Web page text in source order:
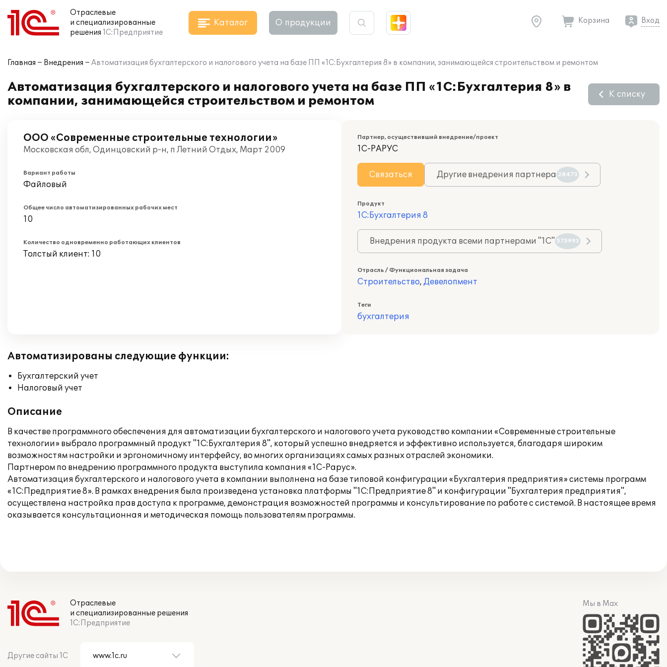
Отраслевые
и специализированные
решения 1С:Предприятие
Каталог О продукции Корзина Вход
Главная Внедрения Автоматизация бухгалтерского и налогового учета на базе ПП «1С:Бухгалтерия 8» в компании, занимающейся строительством и ремонтом
Автоматизация бухгалтерского и налогового учета на базе ПП «1С:Бухгалтерия 8» в
компании, занимающейся строительством и ремонтом
К списку
ООО «Современные строительные технологии»
Московская обл, Одинцовский р-н, п Летний Отдых, Март 2009
Вариант работы
Файловый
Общее число автоматизированных рабочих мест
10
Количество одновременно работающих клиентов
Толстый клиент: 10
Партнер, осуществивший внедрение/проект
1С-РАРУС
Связаться Другие внедрения партнера 28473
Продукт
1С:Бухгалтерия 8
Внедрения продукта всеми партнерами "1С" 575993
Отрасль / Функциональная задача
Строительство, Девелопмент
Теги
бухгалтерия
Автоматизированы следующие функции:
Бухгалтерский учет
Налоговый учет
Описание
В качестве программного обеспечения для автоматизации бухгалтерского и налогового учета руководство компании «Современные строительные
технологии» выбрало программный продукт "1С:Бухгалтерия 8", который успешно внедряется и эффективно используется, благодаря широким
возможностям настройки и эргономичному интерфейсу, во многих организациях самых разных отраслей экономики.
Партнером по внедрению программного продукта выступила компания «1С-Рарус».
Автоматизация бухгалтерского и налогового учета в компании выполнена на базе типовой конфигурации «Бухгалтерия предприятия» системы программ
«1С:Предприятие 8». В рамках внедрения была произведена установка платформы "1С:Предприятие 8" и конфигурации "Бухгалтерия предприятия",
осуществлена настройка прав доступа к программе, демонстрация возможностей программы и консультирование по работе с системой. В настоящее время
оказывается консультационная и методическая помощь пользователям программы.
Отраслевые
и специализированные решения
1С:Предприятие
Другие сайты 1С
Мы в Max